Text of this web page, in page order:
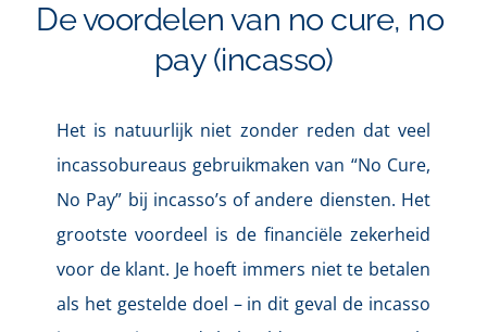
De voordelen van no cure, no
pay (incasso)
Het is natuurlijk niet zonder reden dat veel
incassobureaus gebruikmaken van “No Cure,
No Pay” bij incasso’s of andere diensten. Het
grootste voordeel is de financiële zekerheid
voor de klant. Je hoeft immers niet te betalen
als het gestelde doel – in dit geval de incasso